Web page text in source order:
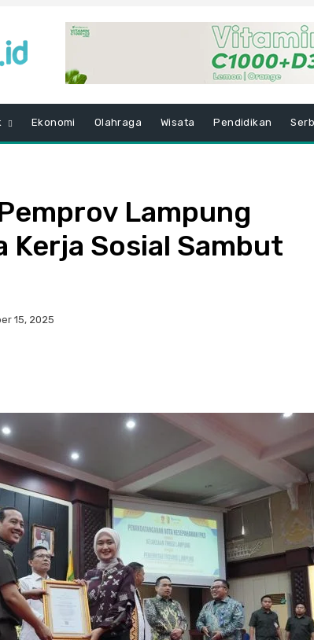
Ekonomi Olahraga Wisata Pendidikan
Lampung
Kerja Sosial Sambut
15, 2025